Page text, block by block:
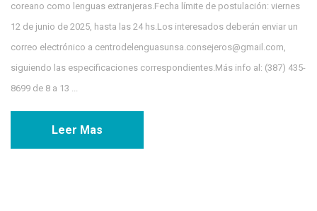
coreano como lenguas extranjeras.Fecha límite de postulación: viernes
12 de junio de 2025, hasta las 24 hs.Los interesados deberán enviar un
correo electrónico a centrodelenguasunsa.consejeros@gmail.com,
siguiendo las especificaciones correspondientes.Más info al: (387) 435-
8699 de 8 a 13 ...
Leer Mas